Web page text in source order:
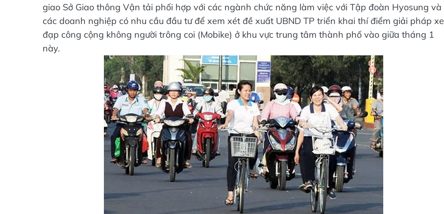
giao Sở Giao thông Vận tải phối hợp với các ngành chức năng làm việc với Tập đoàn Hyosung và
các doanh nghiệp có nhu cầu đầu tư để xem xét đề xuất UBND TP triển khai thí điểm giải pháp xe
đạp công cộng không người trông coi (Mobike) ở khu vực trung tâm thành phố vào giữa tháng 1
này.